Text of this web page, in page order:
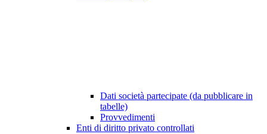
Dati società partecipate (da pubblicare in
tabelle)
Provvedimenti
Enti di diritto privato controllati